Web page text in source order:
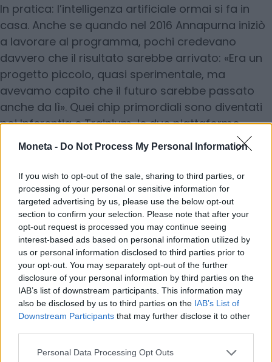
Moneta - Do Not Process My Personal Information
If you wish to opt-out of the sale, sharing to third parties, or
processing of your personal or sensitive information for
targeted advertising by us, please use the below opt-out
section to confirm your selection. Please note that after your
opt-out request is processed you may continue seeing
interest-based ads based on personal information utilized by
us or personal information disclosed to third parties prior to
your opt-out. You may separately opt-out of the further
disclosure of your personal information by third parties on the
IAB’s list of downstream participants. This information may
also be disclosed by us to third parties on the IAB’s List of
Downstream Participants that may further disclose it to other
Personal Data Processing Opt Outs
In pratica: l’intelligenza artificiale ormai si fa in
casa. Anche se quando nel 2016 Annapurna iniziò
a lavorare al programma, pochi credevano
davvero che il risultato sarebbe arrivato: «Era un
progetto piccolo, quasi sperimentale, ma
avevamo capito che il futuro sarebbe passato
anche da lì». Quei chip primordiali sono diventati
poi Inferentia e Trainium, le due piattaforme
hardware su cui Amazon addestra e fa
funzionare i suoi modelli di IA. E che sono quelle
che producono le interazioni con Alexa,
l’assistente vocale che risponde a milioni di
domande ogni giorno, e che tra poco arriverà in
una versione Plus che promette un contatto
linguistico quasi umano: «I chip come Inferentia
sono ottimizzati per fare una cosa sola, ma farla
bene: elaborare richieste e fornire risposte in
tempo reale».
Filiera fragile